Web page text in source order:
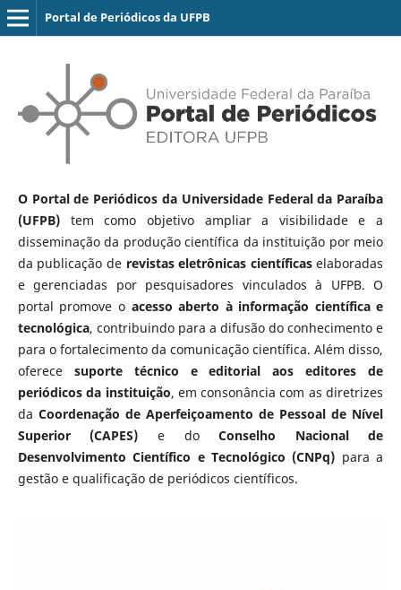
Portal de Periódicos da UFPB
O Portal de Periódicos da Universidade Federal da Paraíba
(UFPB)tem como objetivo ampliar a visibilidade e a
disseminação da produção científica da instituição por meio
da publicação de revistas eletrônicas científicaselaboradas
e gerenciadas por pesquisadores vinculados à UFPB. O
portal promove o acesso aberto à informação científica e
tecnológica, contribuindo para a difusão do conhecimento e
para o fortalecimento da comunicação científica. Além disso,
oferece suporte técnico e editorial aos editores de
periódicos da instituição, em consonância com as diretrizes
da Coordenação de Aperfeiçoamento de Pessoal de Nível
Superior (CAPES) e doConselho Nacional de
Desenvolvimento Científico e Tecnológico (CNPq) para a
gestão e qualificação de periódicos científicos.